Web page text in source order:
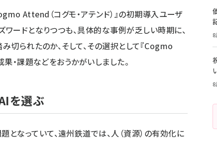
Attend（コグモ・アテンド）』の初期導入ユーザ
ワードとなりつつも、具体的な事例が乏しい時期に、
切られたのか、そして、その選択として『Cogmo
・課題などをおうかがいしました。
を選ぶ
なっていて、遠州鉄道では、人（資源）の有効化に